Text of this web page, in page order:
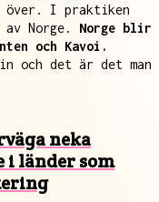
över. I praktiken
Norge. Norge blir
och Kavoi.
och det är det man
neka
i länder som